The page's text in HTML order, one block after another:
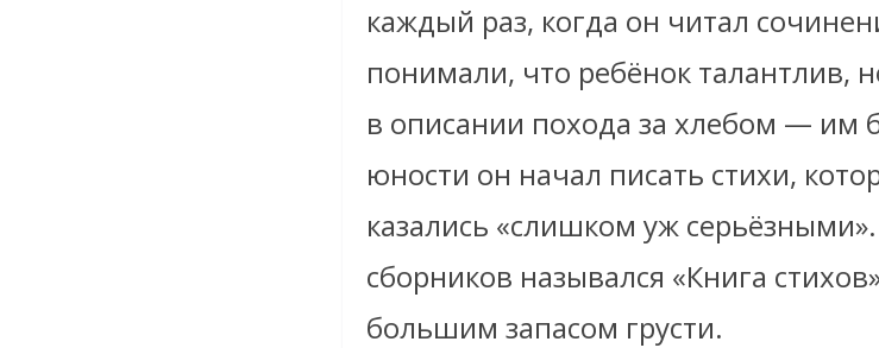
каждый раз, когда он читал
понимали, что ребёнок талантлив,
в описании похода за хлебом — им
юности он начал писать стихи,
казались «слишком уж
сборников назывался «Книга
большим запасом грусти.